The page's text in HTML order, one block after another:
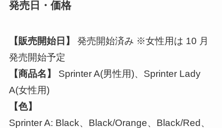
発売日・価格
【販売開始日】
発売開始済み ※女性用は 10 月
発売開始予定
【商品名】
Sprinter A(男性用)、Sprinter Lady
A(女性用)
【色】
Sprinter A: Black、Black/Orange、Black/Red、